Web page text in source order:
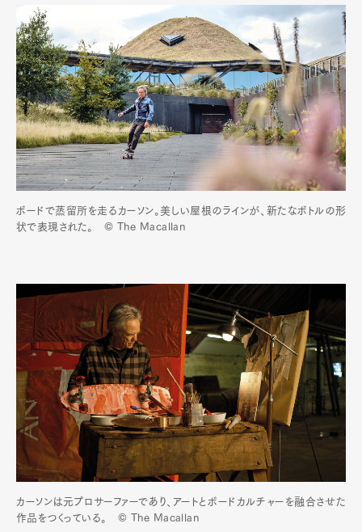
ボードで蒸留所を走るカーソン。美しい屋根のラインが、新たなボトルの形
状で表現された。 © The Macallan
カーソンは元プロサーファーであり、アートとボードカルチャーを融合させた
作品をつくっている。 © The Macallan